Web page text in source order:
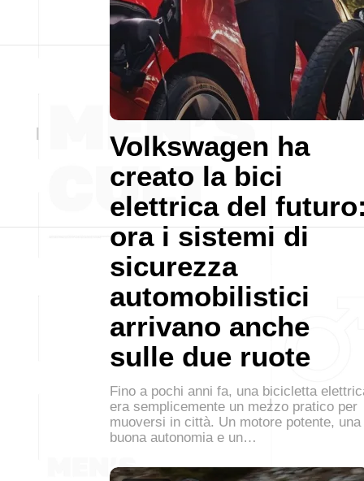
Volkswagen ha
creato la bici
elettrica del
ora i sistemi di
sicurezza
automobilistici
arrivano anche
sulle due ruote
Fino a pochi anni fa, una bicicletta
era semplicemente un mezzo pratico per
muoversi in città. Un motore potente, una
buona autonomia e un…